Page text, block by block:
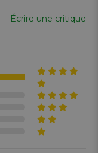
Écrire une critique